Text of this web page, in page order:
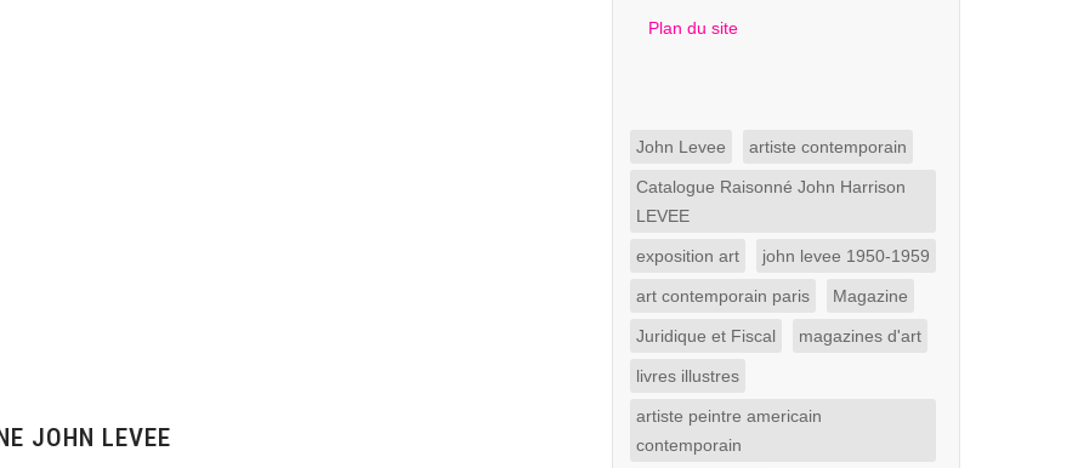
JOHN LEVEE
Plan du site
John Levee artiste contemporain
Catalogue Raisonné John Harrison
LEVEE
exposition art john levee 1950-1959
art contemporain paris Magazine
Juridique et Fiscal magazines d'art
livres illustres
artiste peintre americain
contemporain